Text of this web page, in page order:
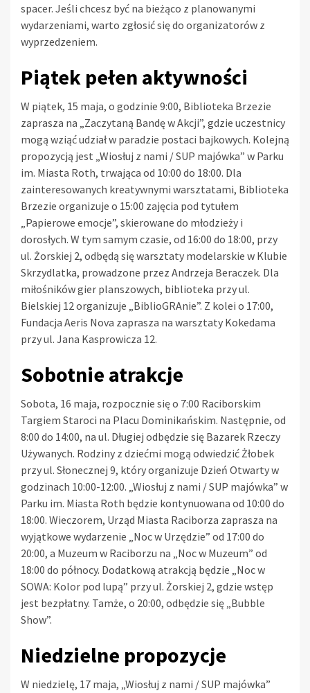
spacer. Jeśli chcesz być na bieżąco z planowanymi
wydarzeniami, warto zgłosić się do organizatorów z
wyprzedzeniem.
Piątek pełen aktywności
W piątek, 15 maja, o godzinie 9:00, Biblioteka Brzezie
zaprasza na „Zaczytaną Bandę w Akcji”, gdzie uczestnicy
mogą wziąć udział w paradzie postaci bajkowych. Kolejną
propozycją jest „Wiosłuj z nami / SUP majówka” w Parku
im. Miasta Roth, trwająca od 10:00 do 18:00. Dla
zainteresowanych kreatywnymi warsztatami, Biblioteka
Brzezie organizuje o 15:00 zajęcia pod tytułem
„Papierowe emocje”, skierowane do młodzieży i
dorosłych. W tym samym czasie, od 16:00 do 18:00, przy
ul. Żorskiej 2, odbędą się warsztaty modelarskie w Klubie
Skrzydlatka, prowadzone przez Andrzeja Beraczek. Dla
miłośników gier planszowych, biblioteka przy ul.
Bielskiej 12 organizuje „BiblioGRAnie”. Z kolei o 17:00,
Fundacja Aeris Nova zaprasza na warsztaty Kokedama
przy ul. Jana Kasprowicza 12.
Sobotnie atrakcje
Sobota, 16 maja, rozpocznie się o 7:00 Raciborskim
Targiem Staroci na Placu Dominikańskim. Następnie, od
8:00 do 14:00, na ul. Długiej odbędzie się Bazarek Rzeczy
Używanych. Rodziny z dziećmi mogą odwiedzić Żłobek
przy ul. Słonecznej 9, który organizuje Dzień Otwarty w
godzinach 10:00-12:00. „Wiosłuj z nami / SUP majówka” w
Parku im. Miasta Roth będzie kontynuowana od 10:00 do
18:00. Wieczorem, Urząd Miasta Raciborza zaprasza na
wyjątkowe wydarzenie „Noc w Urzędzie” od 17:00 do
20:00, a Muzeum w Raciborzu na „Noc w Muzeum” od
18:00 do północy. Dodatkową atrakcją będzie „Noc w
SOWA: Kolor pod lupą” przy ul. Żorskiej 2, gdzie wstęp
jest bezpłatny. Tamże, o 20:00, odbędzie się „Bubble
Show”.
Niedzielne propozycje
W niedzielę, 17 maja, „Wiosłuj z nami / SUP majówka”